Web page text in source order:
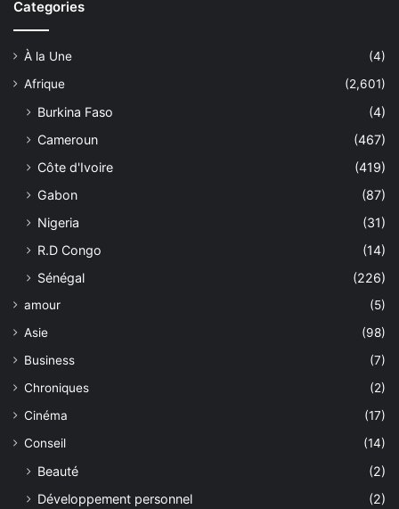
Categories
À la Une
(4)
Afrique
(2,601)
Burkina Faso
(4)
Cameroun
(467)
Côte d'Ivoire
(419)
Gabon
(87)
Nigeria
(31)
R.D Congo
(14)
Sénégal
(226)
amour
(5)
Asie
(98)
Business
(7)
Chroniques
(2)
Cinéma
(17)
Conseil
(14)
Beauté
(2)
Développement personnel
(2)